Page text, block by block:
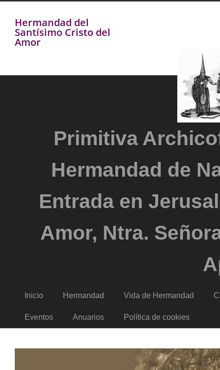
Hermandad del
Santísimo Cristo del
Amor
Primitiva
Hermandad de
Entrada en
Amor, Ntra.
Inicio Hermandad Vida de Hermandad
Eventos Anuarios Política de cookies